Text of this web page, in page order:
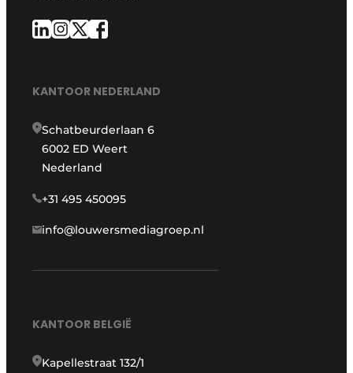
KANTOOR NEDERLAND
Schatbeurderlaan 6
6002 ED Weert
Nederland
+31 495 450095
info@louwersmediagroep.nl
KANTOOR BELGIË
Kapellestraat 132/1